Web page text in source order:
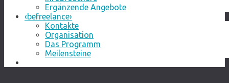
Ergänzende Angebote
‹befreelance›
Kontakte
Organisation
Das Programm
Meilensteine